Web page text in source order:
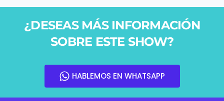
¿DESEAS MÁS INFORMACIÓN
SOBRE ESTE SHOW?
HABLEMOS EN WHATSAPP